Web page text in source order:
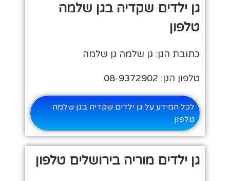
גן ילדים שקדיה בגן שלמה
טלפון
כתובת הגן: גן שלמה גן שלמה
טלפון הגן: 08-9372902
לכל המידע על גן ילדים שקדיה בגן שלמה
טלפון
גן ילדים מוריה בירושלים טלפון